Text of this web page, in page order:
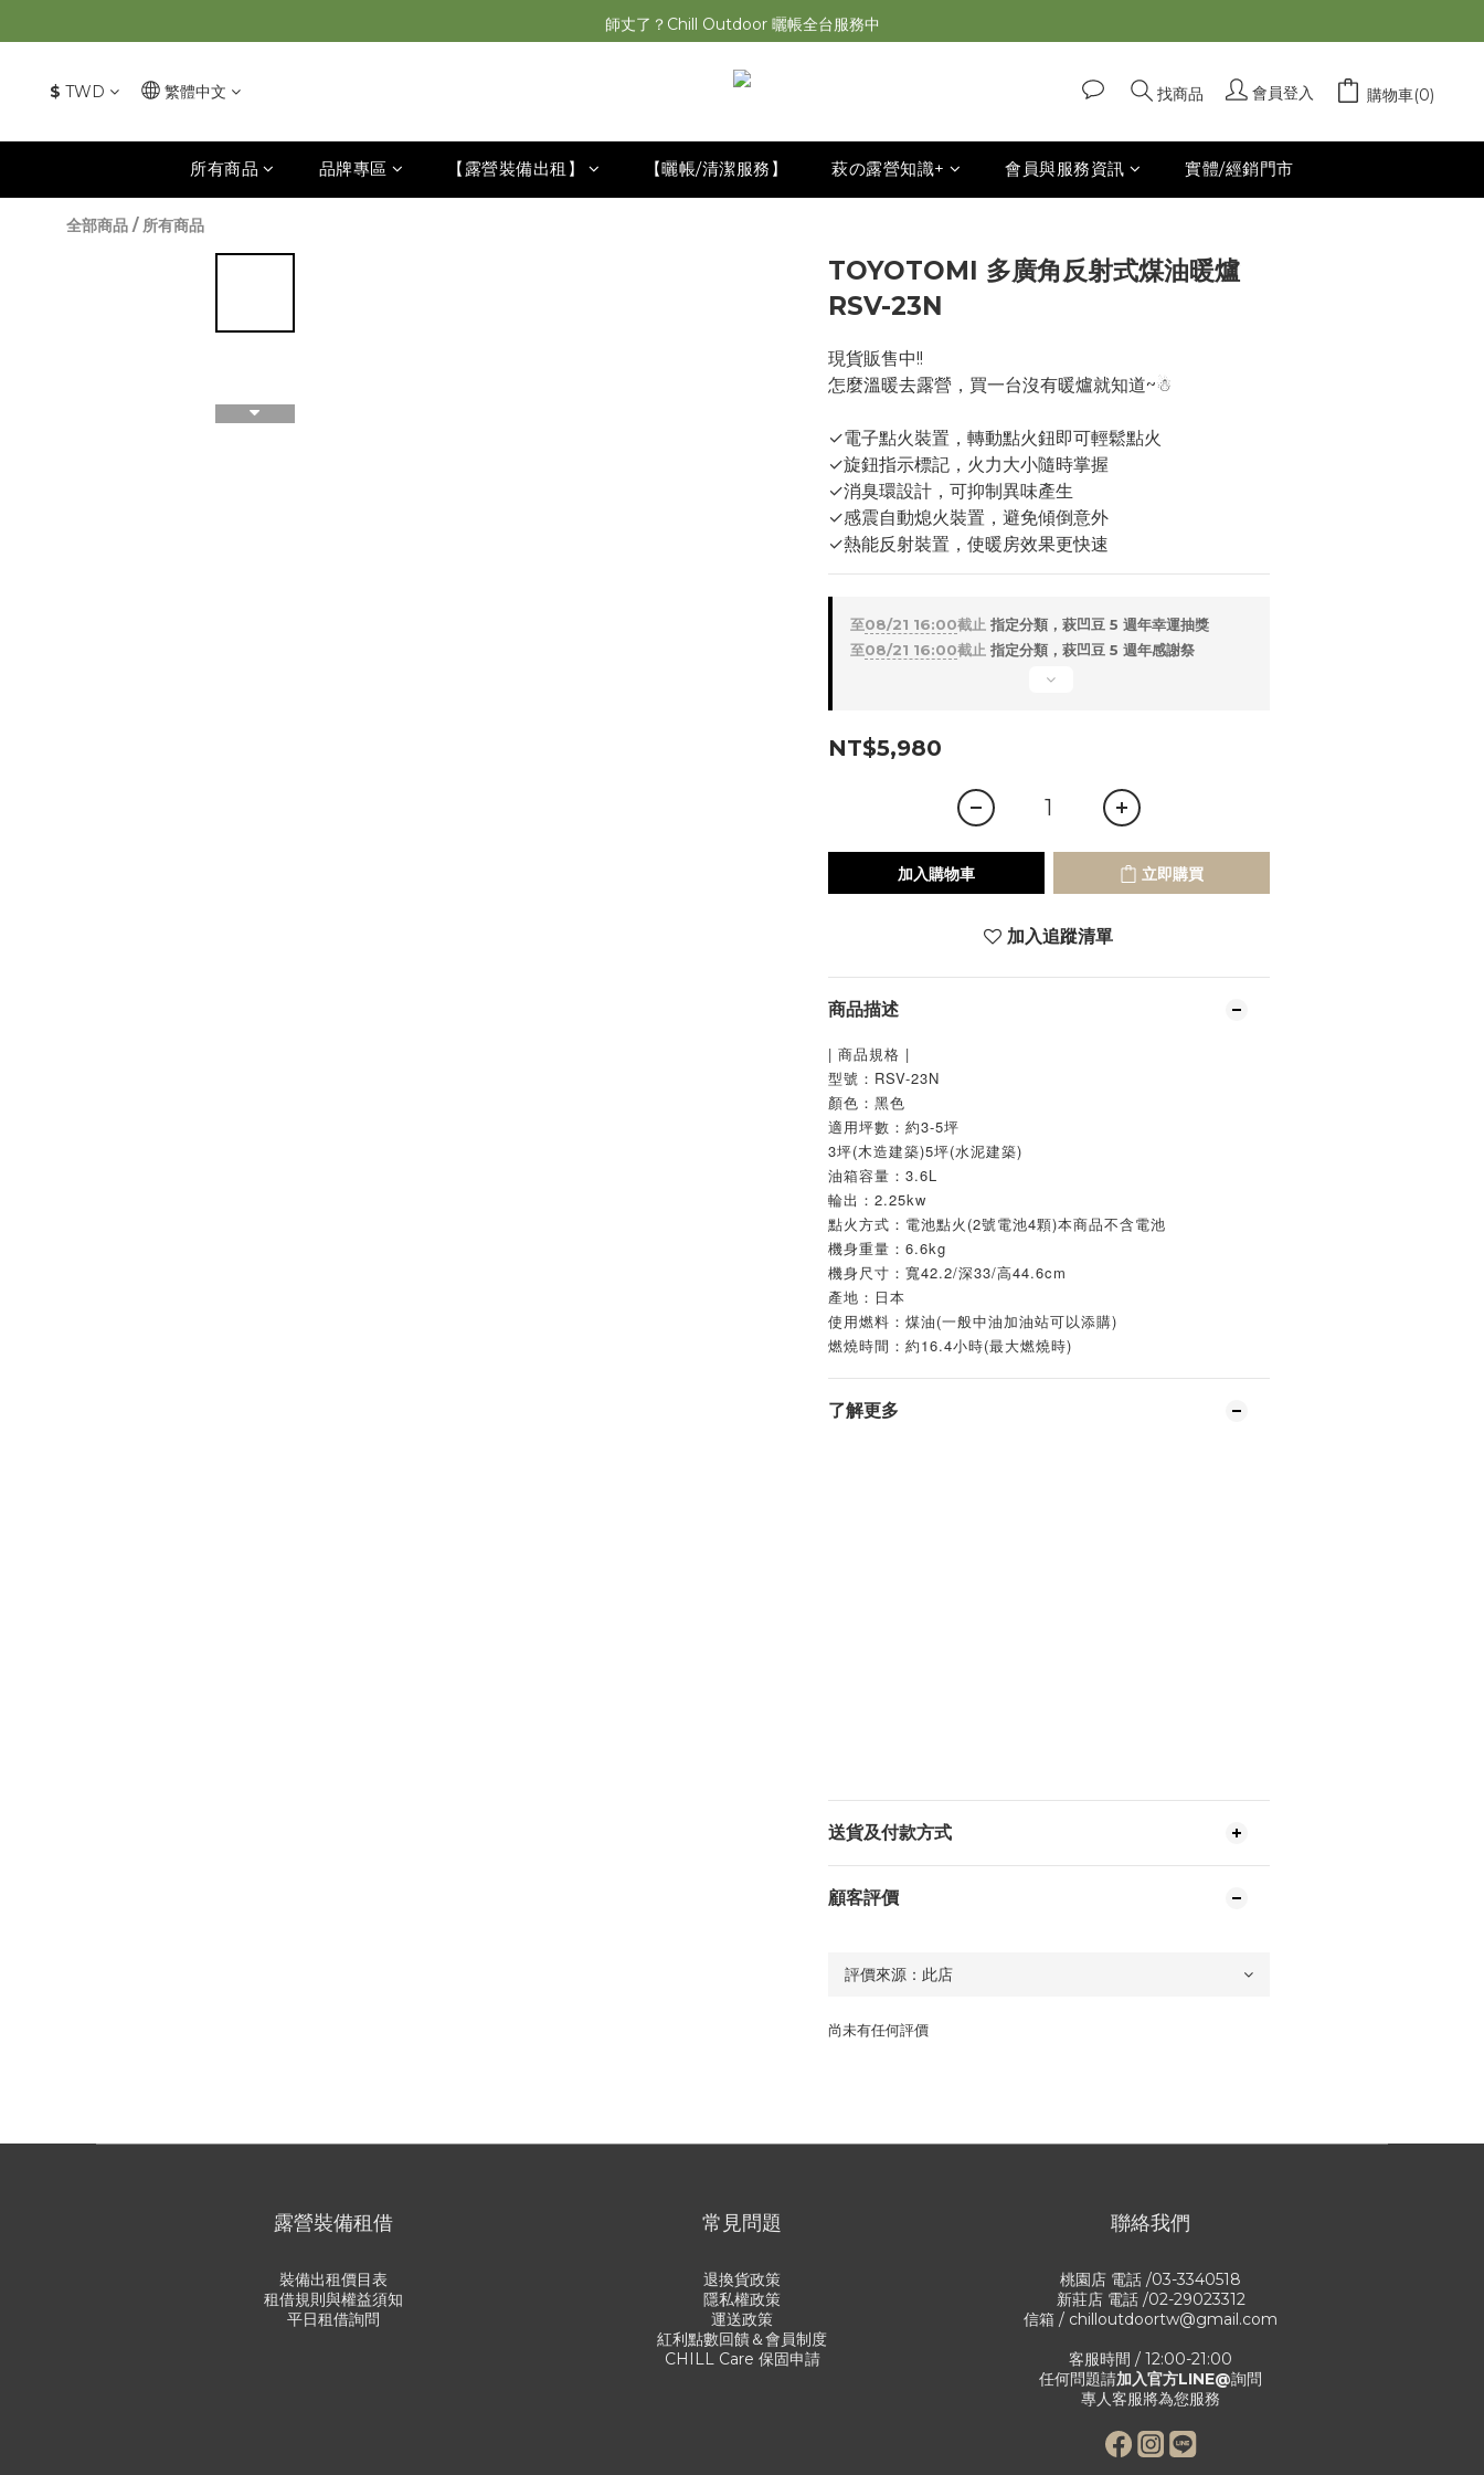
萩遊之魂 2025聯名五單位折疊桌轟動發表⚡️
師丈了？Chill Outdoor 曬帳全台服務中
$ TWD 繁體中文 找商品 會員登入 購物車(0)
所有商品 品牌專區 【露營裝備出租】 【曬帳/清潔服務】 萩の露營知識+ 會員與服務資訊 實體/經銷門市
全部商品 / 所有商品
TOYOTOMI 多廣角反射式煤油暖爐
RSV-23N
現貨販售中!!
怎麼溫暖去露營，買一台沒有暖爐就知道~☃
✓電子點火裝置，轉動點火鈕即可輕鬆點火
✓旋鈕指示標記，火力大小隨時掌握
✓消臭環設計，可抑制異味產生
✓感震自動熄火裝置，避免傾倒意外
✓熱能反射裝置，使暖房效果更快速
至08/21 16:00截止 指定分類，萩凹豆 5 週年幸運抽獎
至08/21 16:00截止 指定分類，萩凹豆 5 週年感謝祭
NT$5,980
加入購物車 立即購買
加入追蹤清單
商品描述
| 商品規格 |
型號：RSV-23N
顏色：黑色
適用坪數：約3-5坪
3坪(木造建築)5坪(水泥建築)
油箱容量：3.6L
輪出：2.25kw
點火方式：電池點火(2號電池4顆)本商品不含電池
機身重量：6.6kg
機身尺寸：‎寬42.2/深33/高44.6cm
產地：日本
使用燃料：煤油(一般中油加油站可以添購)
燃燒時間：約16.4小時(最大燃燒時)
了解更多
送貨及付款方式
顧客評價
尚未有任何評價
立即購買
露營裝備租借
裝備出租價目表
租借規則與權益須知
平日租借詢問
常見問題
退換貨政策
隱私權政策
運送政策
紅利點數回饋＆會員制度
CHILL Care 保固申請
聯絡我們
桃園店 電話 /03-3340518
新莊店 電話 /02-29023312
信箱 / chilloutdoortw@gmail.com
客服時間 / 12:00-21:00
任何問題請加入官方LINE@詢問
專人客服將為您服務